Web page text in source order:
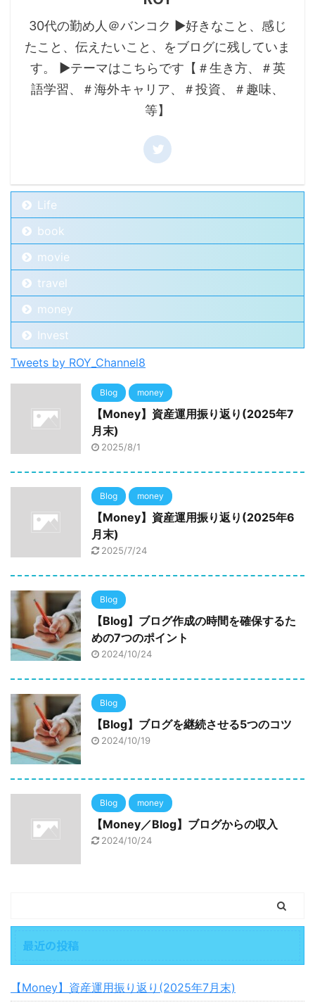
30代の勤め人＠バンコク ▶好きなこと、感じ
たこと、伝えたいこと、をブログに残していま
す。 ▶テーマはこちらです【＃生き方、＃英
語学習、＃海外キャリア、＃投資、＃趣味、
等】
Life
book
movie
travel
money
Invest
Tweets by ROY_Channel8
Blog money
【Money】資産運用振り返り(2025年7
月末)
2025/8/1
Blog money
【Money】資産運用振り返り(2025年6
月末)
2025/7/24
Blog
【Blog】ブログ作成の時間を確保するた
めの7つのポイント
2024/10/24
Blog
【Blog】ブログを継続させる5つのコツ
2024/10/19
Blog money
【Money／Blog】ブログからの収入
2024/10/24
最近の投稿
【Money】資産運用振り返り(2025年7月末)